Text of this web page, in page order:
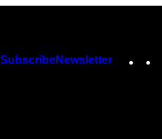
SubscribeNewsletter